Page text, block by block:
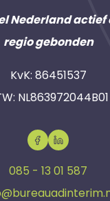
Nederland actief
regio gebonden
KvK: 86451537
NL863972044B01
085 - 13 01 587